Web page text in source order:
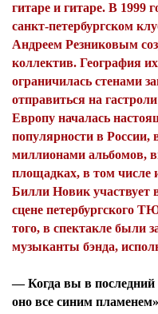
гитаре и гитаре. В 1999
санкт-петербургском
Андреем Резниковым
коллектив. География
ограничилась стенами
отправиться на
Европу началась
популярности в
миллионами альбомов,
площадках, в том числе
Билли Новик участвует
сцене петербургского
того, в спектакле были
музыканты бэнда,
— Когда вы в последний
оно все синим